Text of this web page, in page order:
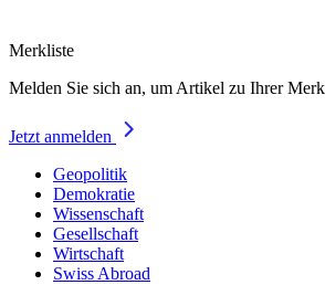
Merkliste
Melden Sie sich an, um Artikel zu Ihrer
Jetzt anmelden
Geopolitik
Demokratie
Wissenschaft
Gesellschaft
Wirtschaft
Swiss Abroad